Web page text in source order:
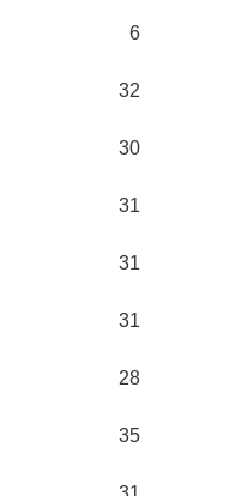
6
32
30
31
31
31
28
35